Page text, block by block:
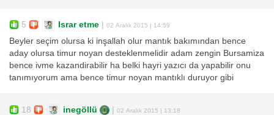
5 Israr etme 02 Aralık 2015 | 14:59
Beyler seçim olursa ki inşallah olur mantık bakımından bence
aday olursa timur noyan desteklenmelidir adam zengin Bursamiza
bence ivme kazandirabilir ha belki hayri yazıcı da yapabilir onu
tanımıyorum ama bence timur noyan mantıklı duruyor gibi
18 inegöllü 02 Aralık 2015 | 13:18